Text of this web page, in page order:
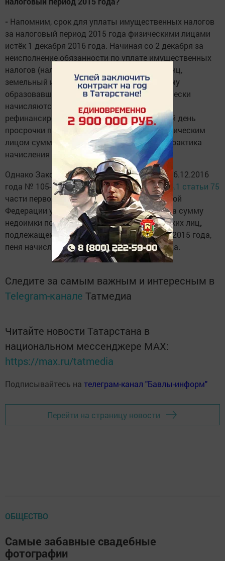
- Напомним, срок для уплаты имущественных налогов
за налоговый период 2015 года физическими лицами
истёк 1 декабря 2016 года. Начиная со 2 декабря за
неисполнение обязанности по уплате имущественных
налогов (налог на имущество физических лиц,
земельный и транспортный налоги) на сумму
образовавшейся задолженности автоматически
начисляются пени в размере 1/300 ставки
рефинансирования Банка России за каждый день
просрочки платежа до момента уплаты физическим
лицом суммы задолженности. Это общая практика
начисления пени.
Однако Законом Республики Татарстан от 26.12.2016
года № 105-ЗРТ в соответствии спунктом 4.1 статьи 75
части первой Налогового кодекса Российской
Федерации установлено, что в Татарстане на сумму
недоимки по налогу на имущество физических лиц,
подлежащему уплате за налоговый период 2015 года,
пеня начисляется, начиная с 1 мая 2017 года.
Следите за самым важным и интересным в
Telegram-канале Татмедиа
Читайте новости Татарстана в
национальном мессенджере MАХ:
https://max.ru/tatmedia
Подписывайтесь на телеграм-канал "Бавлы-информ"
Перейти на страницу новости
ОБЩЕСТВО
Самые забавные свадебные
фотографии